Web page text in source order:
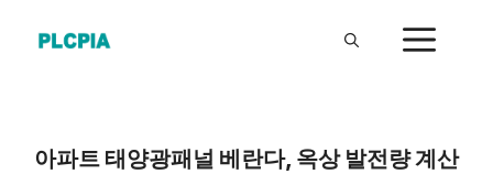
아파트 태양광패널 베란다, 옥상 발전량 계산